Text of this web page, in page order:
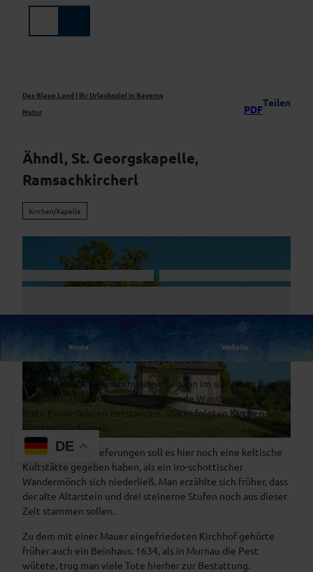
Das Blaue Land | Ihr Urlaubsziel in Bayerns
Natur
PDF
Teilen
Ähndl, St. Georgskapelle,
Ramsachkircherl
Kirchen/Kapelle
© Das Blaue Land / Thorsten Günthert |
Route Website
Das Ramsachkircherl, laut Volksmund „Ähndl“genannt,
soll die älteste Kirche Oberbayerns sein
Bereits im 3. und 4. Jahrhundert begann im südlichen Bayern
die Christianisierung durch predigende Wandermönche.
Erste Einsiedeleien entstanden, später folgten Kirchen- und
Klostergründungen.
Nach alten Überlieferungen soll es hier noch eine keltische
Kultstätte gegeben haben, als ein iro-schottischer
Wandermönch sich niederließ. Man erzählte sich früher, dass
der alte Altarstein und drei steinerne Stufen noch aus dieser
Zeit stammen sollen.
Zu dem mit einer Mauer eingefriedeten Kirchhof gehörte
früher auch ein Beinhaus. 1634, als in Murnau die Pest
wütete, trug man viele Tote hierher zur Bestattung.
DE